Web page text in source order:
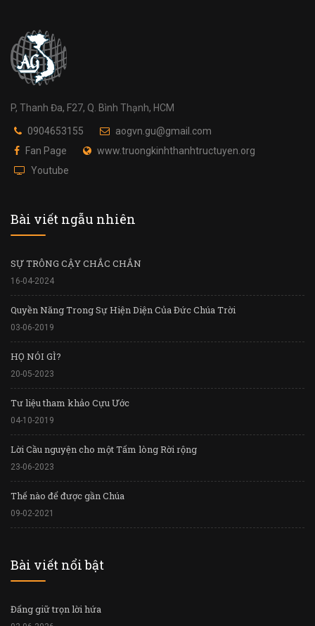
P, Thanh Đa, F27, Q. Bình Thạnh, HCM
0904653155
aogvn.gu@gmail.com
Fan Page
www.truongkinhthanhtructuyen.org
Youtube
Bài viết ngẫu nhiên
SỰ TRÔNG CẬY CHẮC CHẮN
16-04-2024
Quyền Năng Trong Sự Hiện Diện Của Đức Chúa Trời
03-06-2019
HỌ NÓI GÌ?
20-05-2023
Tư liệu tham khảo Cựu Ước
04-10-2019
Lời Cầu nguyện cho một Tấm lòng Rời rộng
23-06-2023
Thế nào để được gần Chúa
09-02-2021
Bài viết nổi bật
Đấng giữ trọn lời hứa